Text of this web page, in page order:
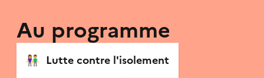
Au programme
👫 Lutte contre l'isolement